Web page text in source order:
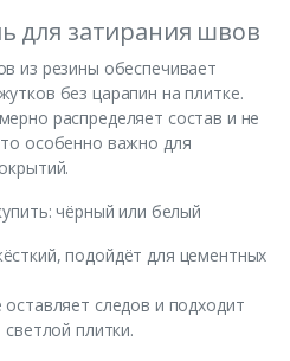
для затирания швов
из резины обеспечивает
без царапин на плитке.
распределяет состав и не
особенно важно для
чёрный или белый
подойдёт для цементных
следов и подходит
плитки.